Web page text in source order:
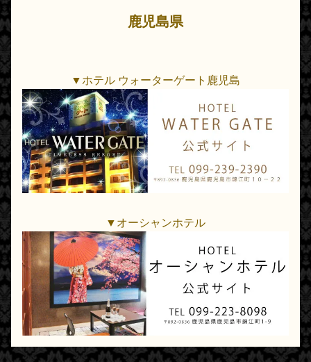
鹿児島県
▼ホテル ウォーターゲート鹿児島
▼オーシャンホテル